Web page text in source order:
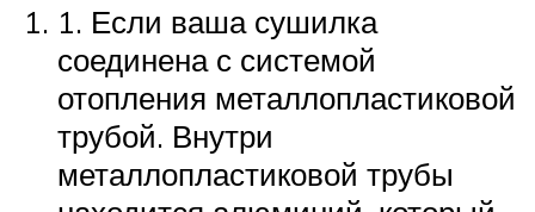
1. Если ваша сушилка
соединена с системой
отопления металлопластиковой
трубой. Внутри
металлопластиковой трубы